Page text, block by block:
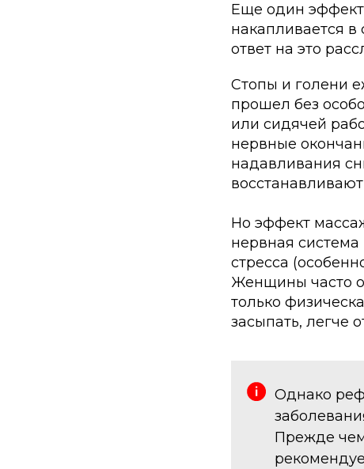
Еще один
накапливается в
ответ на это
Стопы и голени
прошел без
или сидячей
нервные
надавливания
Но эффект
нервная система
стресса
Женщины часто
только
засыпать, легче
Однако
Прежде